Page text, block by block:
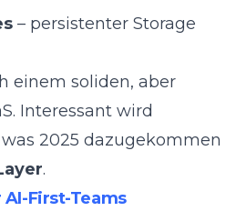
– persistenter Storage
einem soliden, aber
Interessant wird
2025 dazugekommen
.
First-Teams